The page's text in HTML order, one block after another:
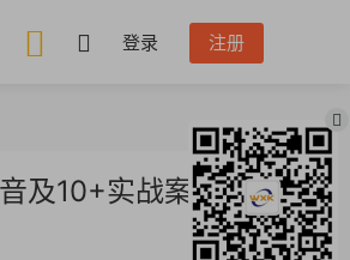
登录 注册
及10+实战案例